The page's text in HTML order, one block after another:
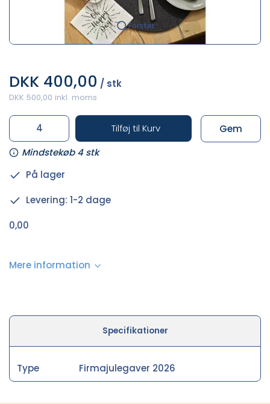
Forstør
DKK 400,00 / stk
DKK 500,00 inkl. moms
Tilføj til Kurv
Mindstekøb 4 stk
Gem
På lager
Levering: 1-2 dage
0,00
Mere information
Specifikationer
Type Firmajulegaver 2026